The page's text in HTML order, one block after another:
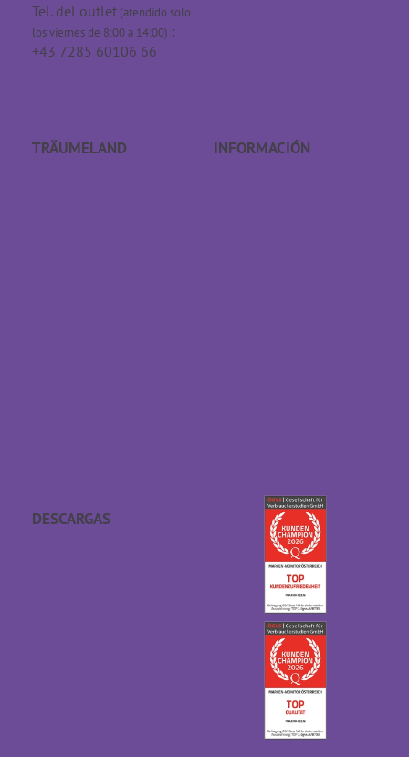
Tel. del outlet (atendido solo
los viernes de 8:00 a 14:00) :
+43 7285 60106 66
TRÄUMELAND INFORMACIÓN
DESCARGAS